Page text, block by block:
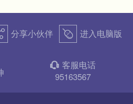
分享小伙伴 򰀄 进入电脑版
򰀃 客服电话
95163567